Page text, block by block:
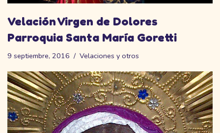
Velación Virgen de Dolores
Parroquia Santa María Goretti
9 septiembre, 2016 Velaciones y otros